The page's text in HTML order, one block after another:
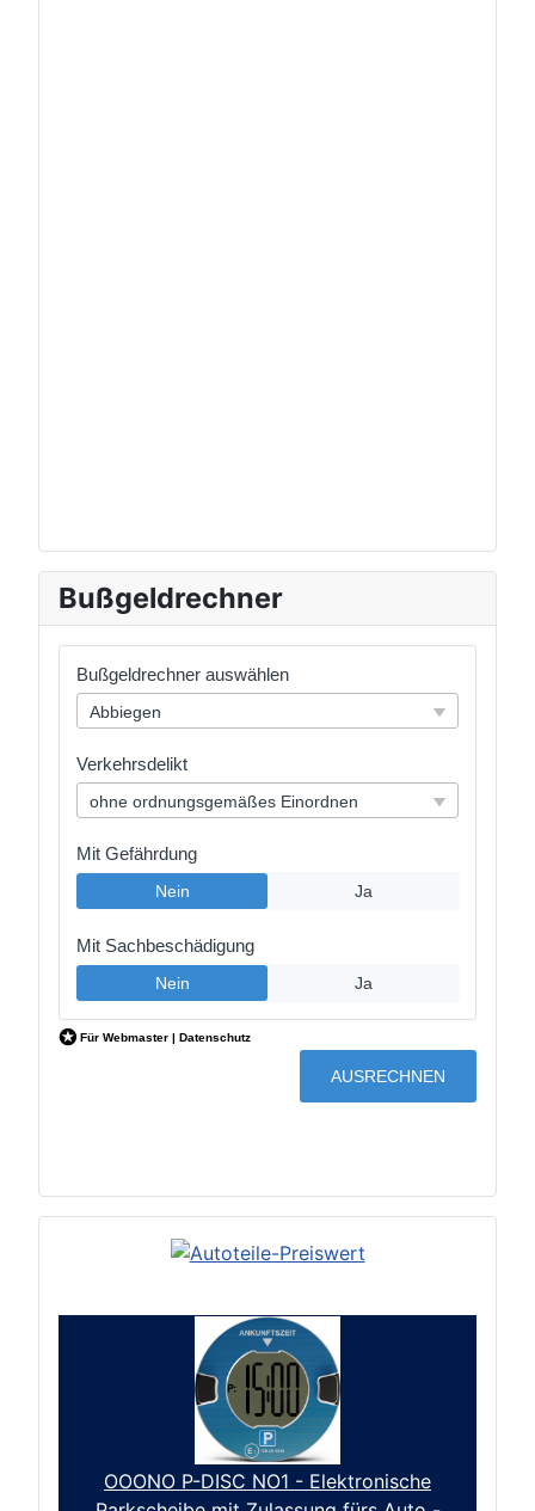
Bußgeldrechner
OOONO P-DISC NO1 - Elektronische